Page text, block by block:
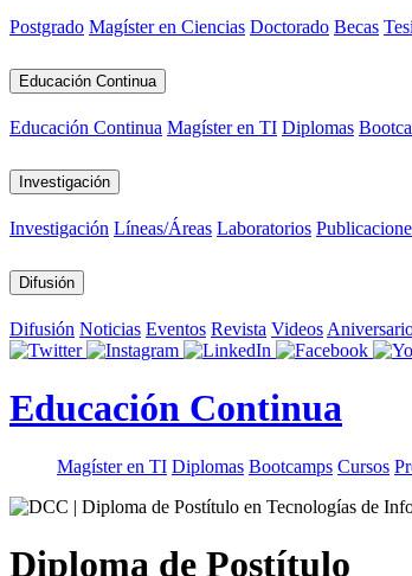
Postgrado Magíster en Ciencias Doctorado Becas
Educación Continua
Educación Continua Magíster en TI Diplomas
Investigación
Investigación Líneas/Áreas Laboratorios
Difusión
Difusión Noticias Eventos Revista Videos
Educación Continua
Magíster en TI Diplomas Bootcamps Cursos
Diploma de Postítulo